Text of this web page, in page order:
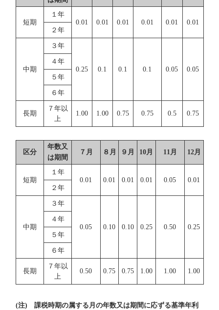
短期
１年
0.01
0.01 0.01 0.01 0.01
0.01
２年
中期
３年
0.25 0.1 0.1 0.1 0.05 0.05
４年
５年
６年
長期
７年以
上
1.00 1.00 0.75 0.75 0.5 0.75
区分
年数又
は期間
７月 ８月 ９月 10月 11月 12月
短期
１年
0.01
0.01 0.01 0.01 0.05
0.01
２年
中期
３年
0.05 0.10 0.10 0.25 0.50 0.25
４年
５年
６年
長期
７年以
上
0.50 0.75 0.75 1.00 1.00 1.00
(注) 課税時期の属する月の年数又は期間に応ずる基準年利